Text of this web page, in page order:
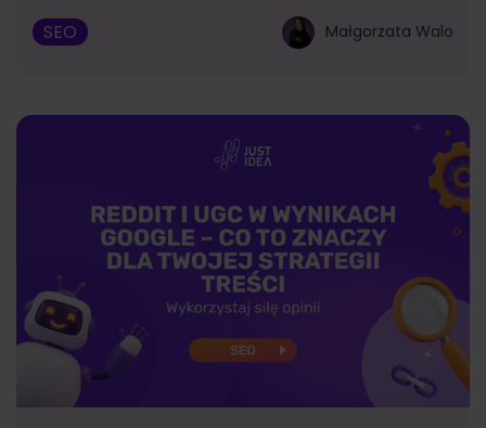
SEO Małgorzata Walo